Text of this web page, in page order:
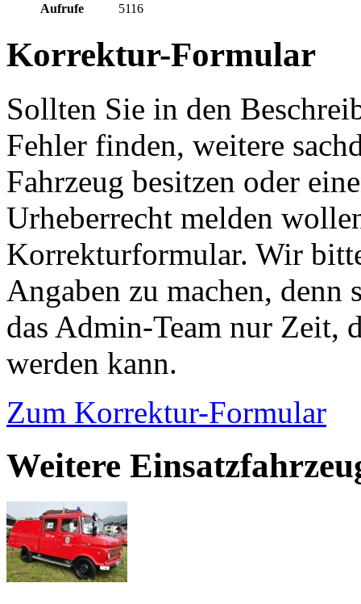
Aufrufe
5116
Korrektur-Formular
Sollten Sie in den
Fehler finden, weitere
Fahrzeug besitzen oder
Urheberrecht melden
Korrekturformular. Wir
Angaben zu machen,
das Admin-Team nur Zeit,
werden kann.
Zum Korrektur-Formular
Weitere